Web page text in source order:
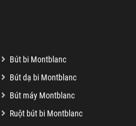
Bút bi Montblanc
Bút dạ bi Montblanc
Bút máy Montblanc
Ruột bút bi Montblanc